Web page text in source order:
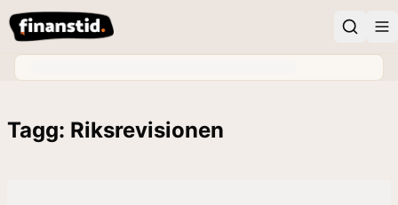
Tagg: Riksrevisionen